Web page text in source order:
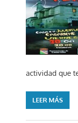
actividad que
LEER MÁS